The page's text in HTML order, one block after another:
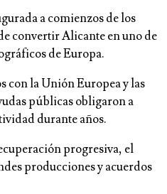
a comienzos de los
convertir Alicante en uno de
de Europa.
con la Unión Europea y las
públicas obligaron a
durante años.
progresiva, el
producciones y acuerdos